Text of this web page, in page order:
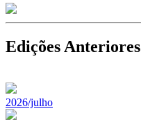
Edições Anteriores
2026/julho